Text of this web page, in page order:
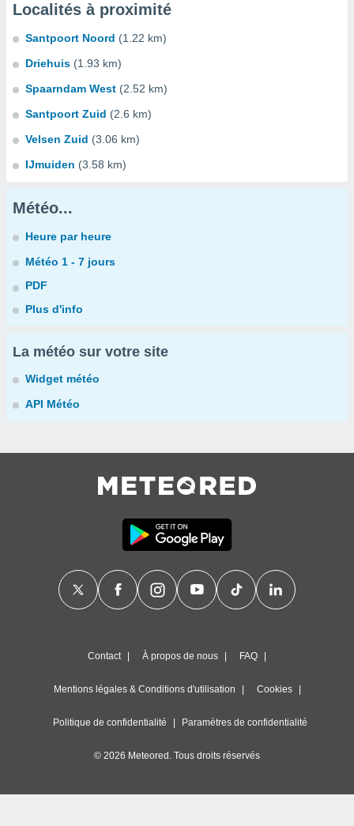
Localités à proximité
Santpoort Noord (1.22 km)
Driehuis (1.93 km)
Spaarndam West (2.52 km)
Santpoort Zuid (2.6 km)
Velsen Zuid (3.06 km)
IJmuiden (3.58 km)
Météo...
Heure par heure
Météo 1 - 7 jours
PDF
Plus d'info
La météo sur votre site
Widget météo
API Météo
Contact À propos de nous FAQ
Mentions légales & Conditions d'utilisation Cookies
Politique de confidentialité Paramètres de confidentialité
© 2026 Meteored. Tous droits réservés